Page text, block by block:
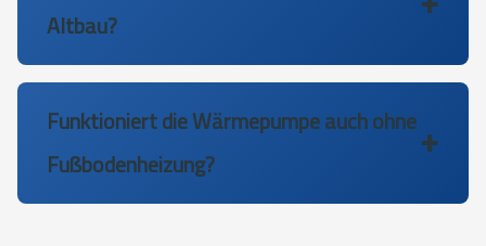
Altbau?
Funktioniert die Wärmepumpe auch ohne
Fußbodenheizung?